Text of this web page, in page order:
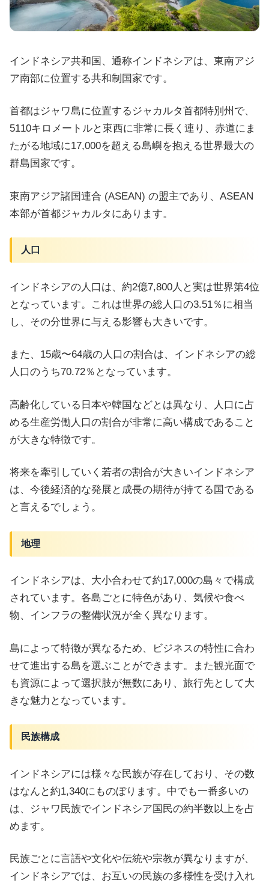
インドネシア共和国、通称インドネシアは、東南アジ
ア南部に位置する共和制国家です。
首都はジャワ島に位置するジャカルタ首都特別州で、
5110キロメートルと東西に非常に長く連り、赤道にま
たがる地域に17,000を超える島嶼を抱える世界最大の
群島国家です。
東南アジア諸国連合 (ASEAN) の盟主であり、ASEAN
本部が首都ジャカルタにあります。
人口
インドネシアの人口は、約2億7,800人と実は世界第4位
となっています。これは世界の総人口の3.51％に相当
し、その分世界に与える影響も大きいです。
また、15歳〜64歳の人口の割合は、インドネシアの総
人口のうち70.72％となっています。
高齢化している日本や韓国などとは異なり、人口に占
める生産労働人口の割合が非常に高い構成であること
が大きな特徴です。
将来を牽引していく若者の割合が大きいインドネシア
は、今後経済的な発展と成長の期待が持てる国である
と言えるでしょう。
地理
インドネシアは、大小合わせて約17,000の島々で構成
されています。各島ごとに特色があり、気候や食べ
物、インフラの整備状況が全く異なります。
島によって特徴が異なるため、ビジネスの特性に合わ
せて進出する島を選ぶことができます。また観光面で
も資源によって選択肢が無数にあり、旅行先として大
きな魅力となっています。
民族構成
インドネシアには様々な民族が存在しており、その数
はなんと約1,340にものぼります。 中でも一番多いの
は、ジャワ民族でインドネシア国民の約半数以上を占
めます。
民族ごとに言語や文化や伝統や宗教が異なりますが、
インドネシアでは、お互いの民族の多様性を受け入れ